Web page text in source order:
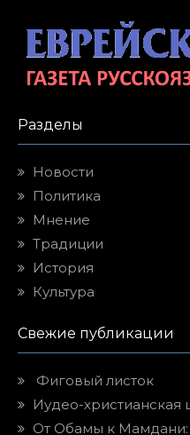
Разделы
Новости
Политика
Мнение
Традиции
История
Культура
Свежие публикации
Фиговый листок
Иудео-христианская
От Обамы к Мамдани: